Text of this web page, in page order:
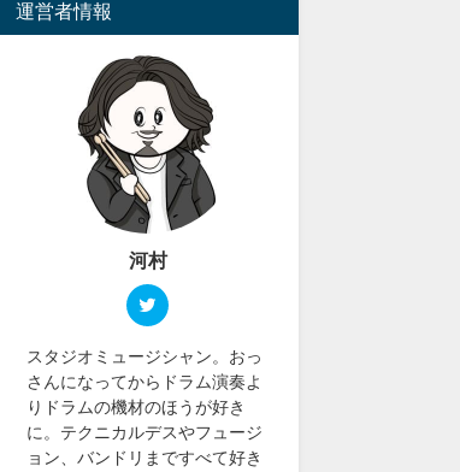
電子ドラム/ローランド製の違
2020年07月16日
運営者情報
河村
スタジオミュージシャン。おっ
さんになってからドラム演奏よ
りドラムの機材のほうが好き
に。テクニカルデスやフュージ
ョン、バンドリまですべて好き